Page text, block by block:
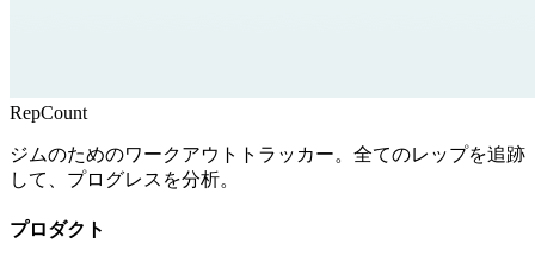
RepCount
ジムのためのワークアウトトラッカー。全てのレップを追跡
して、プログレスを分析。
プロダクト